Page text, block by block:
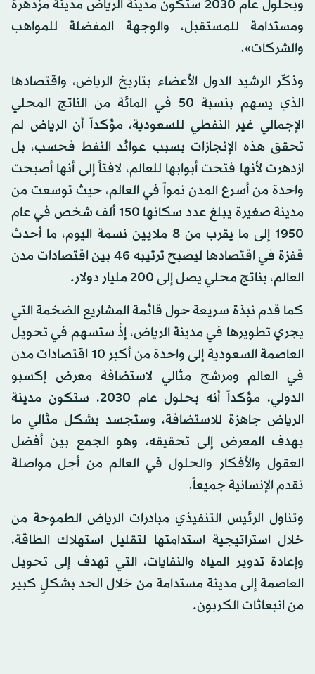
وبحلول عام 2030 ستكون مدينة الرياض مدينة مزدهرة
ومستدامة للمستقبل، والوجهة المفضلة للمواهب
والشركات».
وذكّر الرشيد الدول الأعضاء بتاريخ الرياض، واقتصادها
الذي يسهم بنسبة 50 في المائة من الناتج المحلي
الإجمالي غير النفطي للسعودية، مؤكداً أن الرياض لم
تحقق هذه الإنجازات بسبب عوائد النفط فحسب، بل
ازدهرت لأنها فتحت أبوابها للعالم، لافتاً إلى أنها أصبحت
واحدة من أسرع المدن نمواً في العالم، حيث توسعت من
مدينة صغيرة يبلغ عدد سكانها 150 ألف شخص في عام
1950 إلى ما يقرب من 8 ملايين نسمة اليوم، ما أحدث
قفزة في اقتصادها ليصبح ترتيبه 46 بين اقتصادات مدن
العالم، بناتج محلي يصل إلى 200 مليار دولار.
كما قدم نبذة سريعة حول قائمة المشاريع الضخمة التي
يجري تطويرها في مدينة الرياض، إذْ ستسهم في تحويل
العاصمة السعودية إلى واحدة من أكبر 10 اقتصادات مدن
في العالم ومرشح مثالي لاستضافة معرض إكسبو
الدولي، مؤكداً أنه بحلول عام 2030، ستكون مدينة
الرياض جاهزة للاستضافة، وستجسد بشكل مثالي ما
يهدف المعرض إلى تحقيقه، وهو الجمع بين أفضل
العقول والأفكار والحلول في العالم من أجل مواصلة
تقدم الإنسانية جميعاً.
وتناول الرئيس التنفيذي مبادرات الرياض الطموحة من
خلال استراتيجية استدامتها لتقليل استهلاك الطاقة،
وإعادة تدوير المياه والنفايات، التي تهدف إلى تحويل
العاصمة إلى مدينة مستدامة من خلال الحد بشكلٍ كبير
من انبعاثات الكربون.